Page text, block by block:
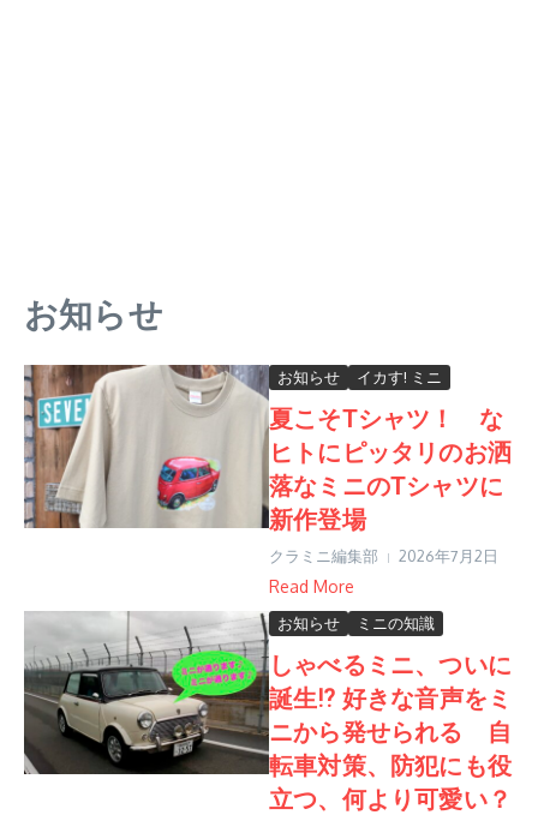
お知らせ
お知らせ イカす! ミニ
夏こそTシャツ！ な
ヒトにピッタリのお洒
落なミニのTシャツに
新作登場
クラミニ編集部 2026年7月2日
Read More
お知らせ ミニの知識
しゃべるミニ、ついに
誕生⁉︎ 好きな音声をミ
ニから発せられる 自
転車対策、防犯にも役
立つ、何より可愛い？